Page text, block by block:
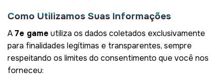
Como Utilizamos Suas Informações
A7e game utiliza os dados coletados exclusivamente
para finalidades legítimas e transparentes, sempre
respeitando os limites do consentimento que você nos
forneceu: